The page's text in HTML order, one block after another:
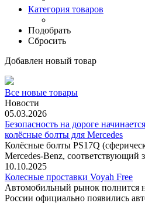
Категория товаров
Подобрать
Сбросить
Добавлен новый товар
Все новые товары
Новости
05.03.2026
Безопасность на дороге
колёсные болты для Mercedes
Колёсные болты PS17Q
Mercedes‑Benz, соответствующий
10.10.2025
Колесные проставки Voyah Free
Автомобильный рынок полнится
России официально появились